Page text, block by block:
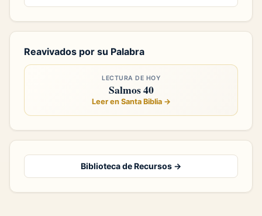
Reavivados por su Palabra
LECTURA DE HOY
Salmos 40
Leer en Santa Biblia →
Biblioteca de Recursos →